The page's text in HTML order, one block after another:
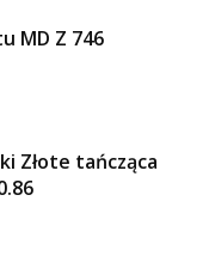
MD Z 746
Złote tańcząca